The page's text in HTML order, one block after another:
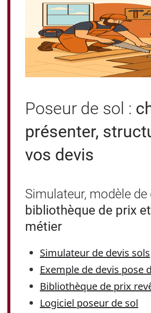
Poseur de sol :
présenter,
vos devis
Simulateur, modèle de
bibliothèque de prix
métier
Simulateur de devis sols
Exemple de devis pose
Bibliothèque de prix
Logiciel poseur de sol